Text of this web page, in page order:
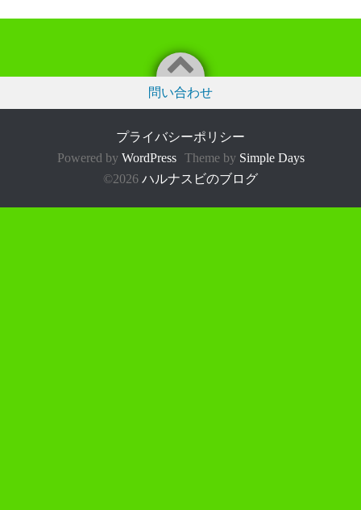
問い合わせ
プライバシーポリシー
Powered by WordPress Theme by Simple Days
©2026 ハルナスビのブログ